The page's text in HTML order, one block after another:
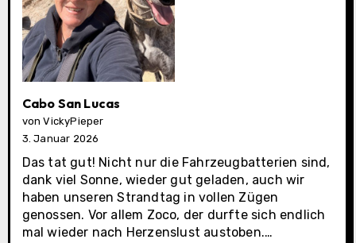
Cabo San Lucas
von VickyPieper
3. Januar 2026
Das tat gut! Nicht nur die Fahrzeugbatterien sind,
dank viel Sonne, wieder gut geladen, auch wir
haben unseren Strandtag in vollen Zügen
genossen. Vor allem Zoco, der durfte sich endlich
mal wieder nach Herzenslust austoben.…